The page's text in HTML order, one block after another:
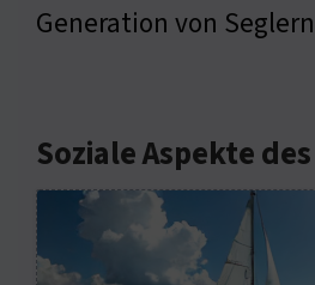
Generation von
Soziale Aspekte